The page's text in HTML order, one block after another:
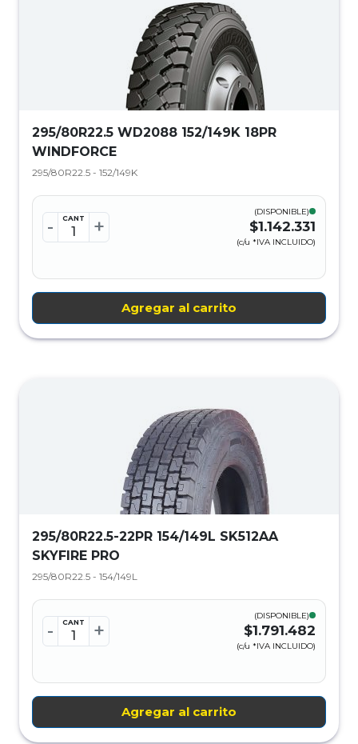
295/80R22.5 WD2088 152/149K 18PR
WINDFORCE
295/80R22.5 - 152/149K
- CANT +
(DISPONIBLE)
$1.142.331
(c/u *IVA INCLUIDO)
Agregar al carrito
295/80R22.5-22PR 154/149L SK512AA
SKYFIRE PRO
295/80R22.5 - 154/149L
- CANT +
(DISPONIBLE)
$1.791.482
(c/u *IVA INCLUIDO)
Agregar al carrito